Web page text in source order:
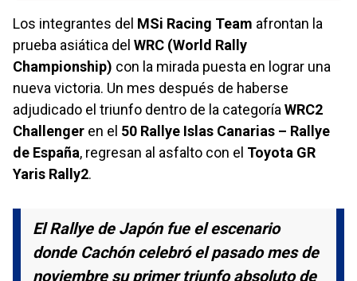
Los integrantes del MSi Racing Team afrontan la
prueba asiática del WRC (World Rally
Championship) con la mirada puesta en lograr una
nueva victoria. Un mes después de haberse
adjudicado el triunfo dentro de la categoría WRC2
Challenger en el 50 Rallye Islas Canarias – Rallye
de España, regresan al asfalto con el Toyota GR
Yaris Rally2.
El Rallye de Japón fue el escenario
donde Cachón celebró el pasado mes de
noviembre su primer triunfo absoluto de